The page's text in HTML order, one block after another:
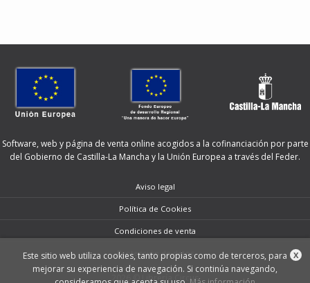
Software, web y página de venta online acogidos a la cofinanciación por parte
del Gobierno de Castilla-La Mancha y la Unión Europea a través del Feder.
Aviso legal
Política de Cookies
Condiciones de venta
Protección de datos
2026 © Librería Circus
X
Este sitio web utiliza cookies, tanto propias como de terceros, para
mejorar su experiencia de navegación. Si continúa navegando,